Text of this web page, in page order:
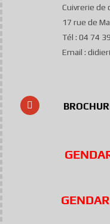
Cuivrerie de
17 rue de
Tél : 04 74
Email :